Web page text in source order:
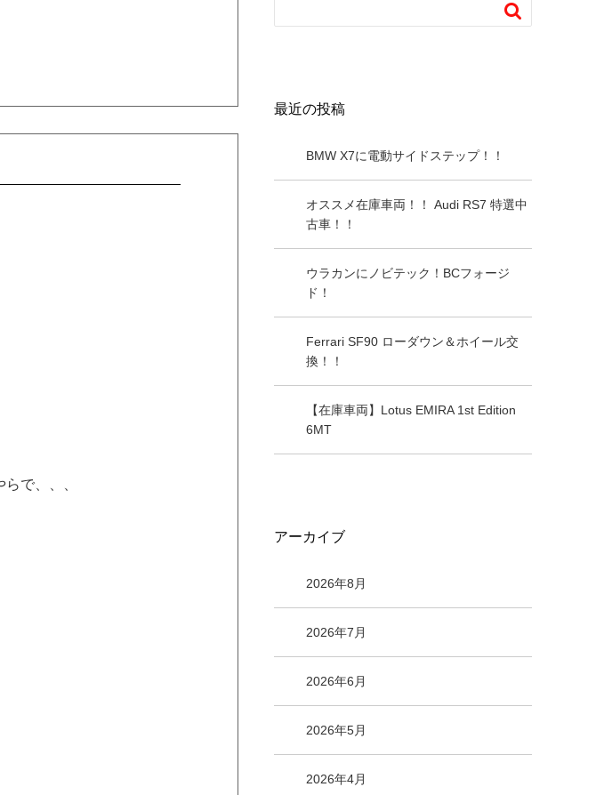
で、、、

最近の投稿
BMW X7に電動サイドステップ！！
オススメ在庫車両！！ Audi RS7 特選中
古車！！
ウラカンにノビテック！BCフォージ
ド！
Ferrari SF90 ローダウン＆ホイール交
換！！
【在庫車両】Lotus EMIRA 1st Edition
6MT
アーカイブ
2026年8月
2026年7月
2026年6月
2026年5月
2026年4月